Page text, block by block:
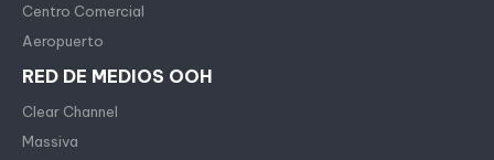
Centro Comercial
Aeropuerto
RED DE MEDIOS OOH
Clear Channel
Massiva